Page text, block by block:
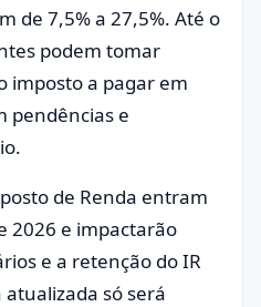
de 7,5% a 27,5%. Até o
podem tomar
imposto a pagar em
pendências e
de Renda entram
2026 e impactarão
e a retenção do IR
só será